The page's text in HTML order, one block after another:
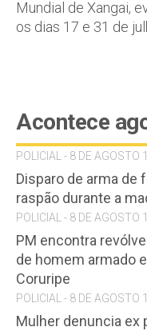
Mundial de Xangai,
os dias 17 e 31 de
Acontece
POLICIAL - 8 DE AGOSTO
Disparo de arma de
raspão durante a
POLICIAL - 8 DE AGOSTO
PM encontra
de homem armado
Coruripe
POLICIAL - 8 DE AGOSTO
Mulher denuncia ex